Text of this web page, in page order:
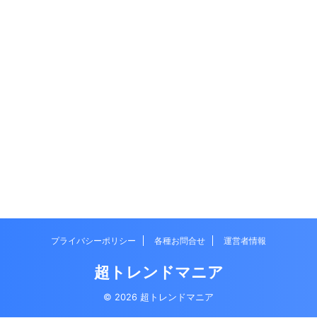
プライバシーポリシー 各種お問合せ 運営者情報
超トレンドマニア
© 2026 超トレンドマニア